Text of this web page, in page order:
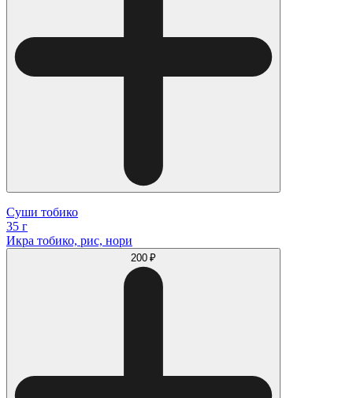
Суши тобико
35 г
Икра тобико, рис, нори
200 ₽